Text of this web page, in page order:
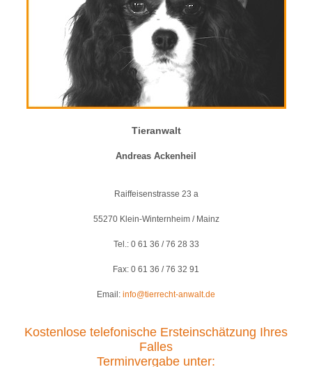
Tieranwalt
Andreas Ackenheil
Raiffeisenstrasse 23 a
55270 Klein-Winternheim / Mainz
Tel.: 0 61 36 / 76 28 33
Fax: 0 61 36 / 76 32 91
Email: info@tierrecht-anwalt.de
Kostenlose telefonische Ersteinschätzung Ihres
Falles
Terminvergabe unter: